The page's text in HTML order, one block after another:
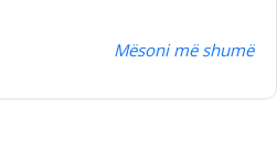
Mësoni më shumë